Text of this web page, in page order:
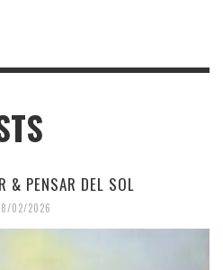
& PENSAR DEL SOL
02/2026